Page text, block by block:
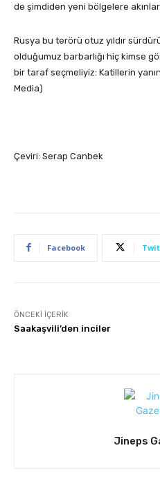
de şimdiden yeni bölgelere akınlar
Rusya bu terörü otuz yıldır
olduğumuz barbarlığı hiç kimse
bir taraf seçmeliyiz: Katillerin
Media)
Çeviri: Serap Canbek
Facebook
ÖNCEKI İÇERIK
Saakaşvili’den inciler
Jineps